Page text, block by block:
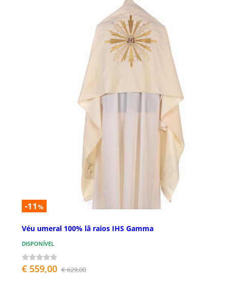
-11 %
Véu umeral 100% lã raios IHS Gamma
DISPONÍVEL
€ 559,00 € 629,00